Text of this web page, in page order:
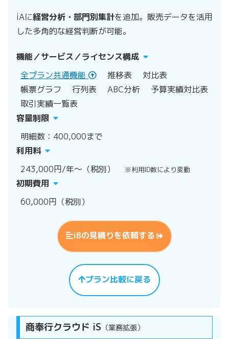
iAに経営分析・部門別集計を追加。販売データを活用
した多角的な経営判断が可能。
機能／サービス／ライセンス構成
全プラン共通機能
推移表
対比表
帳票グラフ
行列表 ABC分析
予算実績対比表
取引実績一覧表
容量制限
明細数：400,000まで
利用料
243,000円/年～（税別）
※利用ID数により変動
初期費用
60,000円（税別）
iBの見積りを依頼する
プラン比較に戻る
商奉行クラウド iS （業務拡張）